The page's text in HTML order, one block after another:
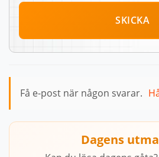
SKICKA
Få e-post när någon svarar.
Dagens